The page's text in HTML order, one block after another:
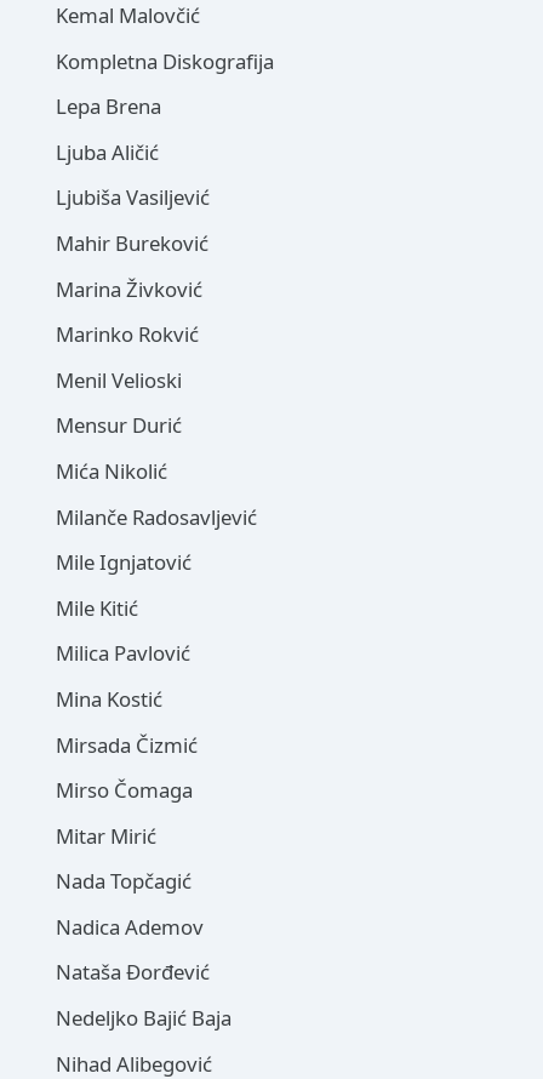
Kemal Malovčić
Kompletna Diskografija
Lepa Brena
Ljuba Aličić
Ljubiša Vasiljević
Mahir Bureković
Marina Živković
Marinko Rokvić
Menil Velioski
Mensur Durić
Mića Nikolić
Milanče Radosavljević
Mile Ignjatović
Mile Kitić
Milica Pavlović
Mina Kostić
Mirsada Čizmić
Mirso Čomaga
Mitar Mirić
Nada Topčagić
Nadica Ademov
Nataša Đorđević
Nedeljko Bajić Baja
Nihad Alibegović